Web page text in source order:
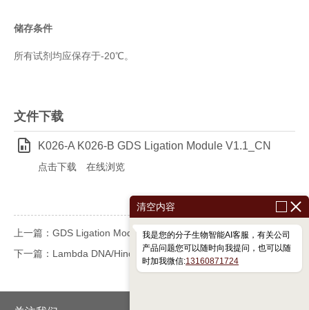
储存条件
所有试剂均应保存于-20℃。
文件下载
K026-A K026-B GDS Ligation Module V1.1_CN
点击下载 在线浏览
上一篇：GDS Ligation Module K026-A/K026-B
下一篇：Lambda DNA/HindIII DNA Marker M1201/M1202
清空内容
我是您的分子生物智能AI客服，有关公司
产品问题您可以随时向我提问，也可以随
时加我微信:13160871724